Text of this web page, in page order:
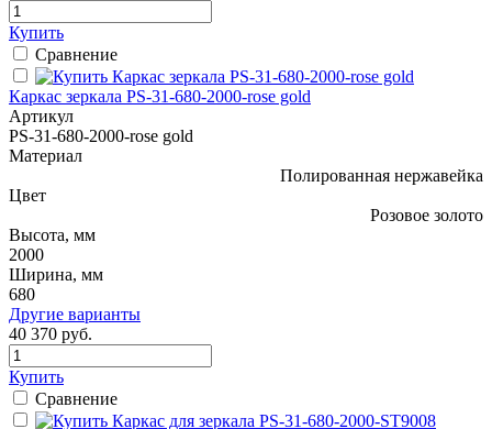
Купить
Сравнение
Каркас зеркала PS-31-680-2000-rose gold
Артикул
PS-31-680-2000-rose gold
Материал
Полированная нержавейка
Цвет
Розовое золото
Высота, мм
2000
Ширина, мм
680
Другие варианты
40 370 руб.
Купить
Сравнение